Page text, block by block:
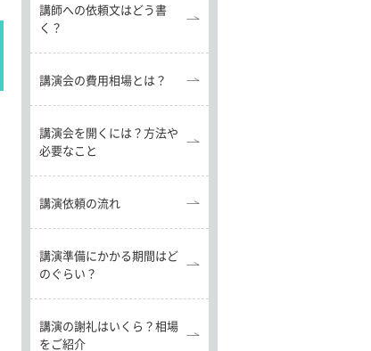
講師への依頼文はどう書
く？
講演会の費用相場とは？
講演会を開くには？方法や
必要なこと
講演依頼の流れ
講演準備にかかる期間はど
のぐらい？
講演の謝礼はいくら？相場
をご紹介